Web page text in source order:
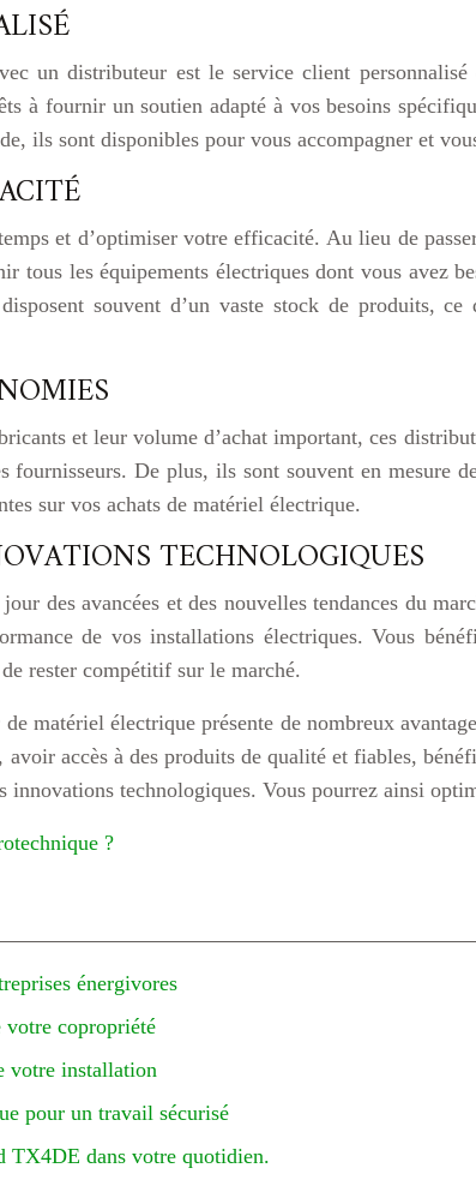
un distributeur est le service client
à fournir un soutien adapté à vos besoins
ils sont disponibles pour vous accompagner et
et d’optimiser votre efficacité. Au lieu de
tous les équipements électriques dont vous avez
souvent d’un vaste stock de produits,
et leur volume d’achat important, ces
fournisseurs. De plus, ils sont souvent en mesure
sur vos achats de matériel électrique.
TECHNOLOGIQUES
des avancées et des nouvelles tendances du
de vos installations électriques. Vous
rester compétitif sur le marché.
matériel électrique présente de nombreux
accès à des produits de qualité et fiables,
innovations technologiques. Vous pourrez ainsi
?
énergivores
votre copropriété
votre installation
pour un travail sécurisé
TX4DE dans votre quotidien.